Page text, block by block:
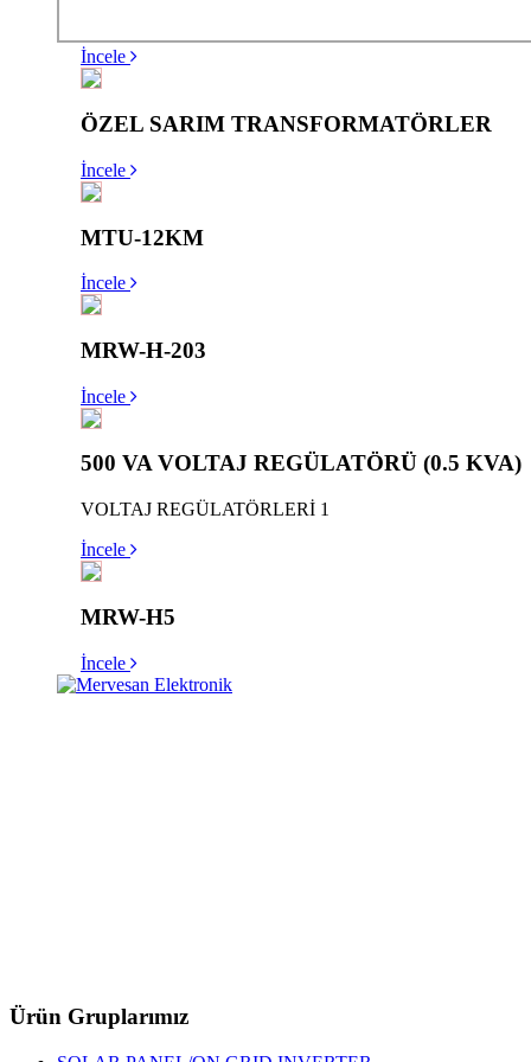
İncele
ÖZEL SARIM TRANSFORMATÖRLER
İncele
MTU-12KM
İncele
MRW-H-203
İncele
500 VA VOLTAJ REGÜLATÖRÜ (0.5 KVA)
VOLTAJ REGÜLATÖRLERİ 1
İncele
MRW-H5
İncele
Ürün Gruplarımız